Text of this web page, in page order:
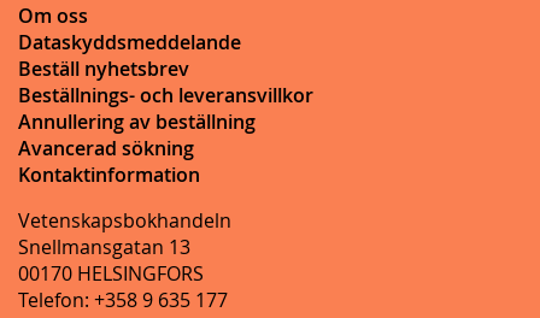
Om oss
Dataskyddsmeddelande
Beställ nyhetsbrev
Beställnings- och leveransvillkor
Annullering av beställning
Avancerad sökning
Kontaktinformation
Vetenskapsbokhandeln
Snellmansgatan 13
00170 HELSINGFORS
Telefon: +358 9 635 177